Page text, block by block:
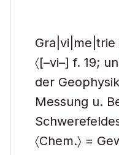
〈[–vi–] f. 19;
der
Messung u.
〈Chem.〉 =